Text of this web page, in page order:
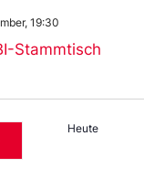
Stammtisch
19:30
Veranstaltungen
Heute